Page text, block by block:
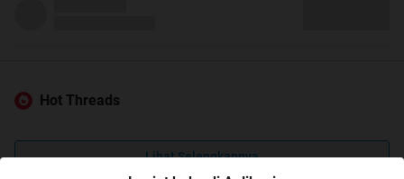
Hot Threads
Lihat Selengkapnya